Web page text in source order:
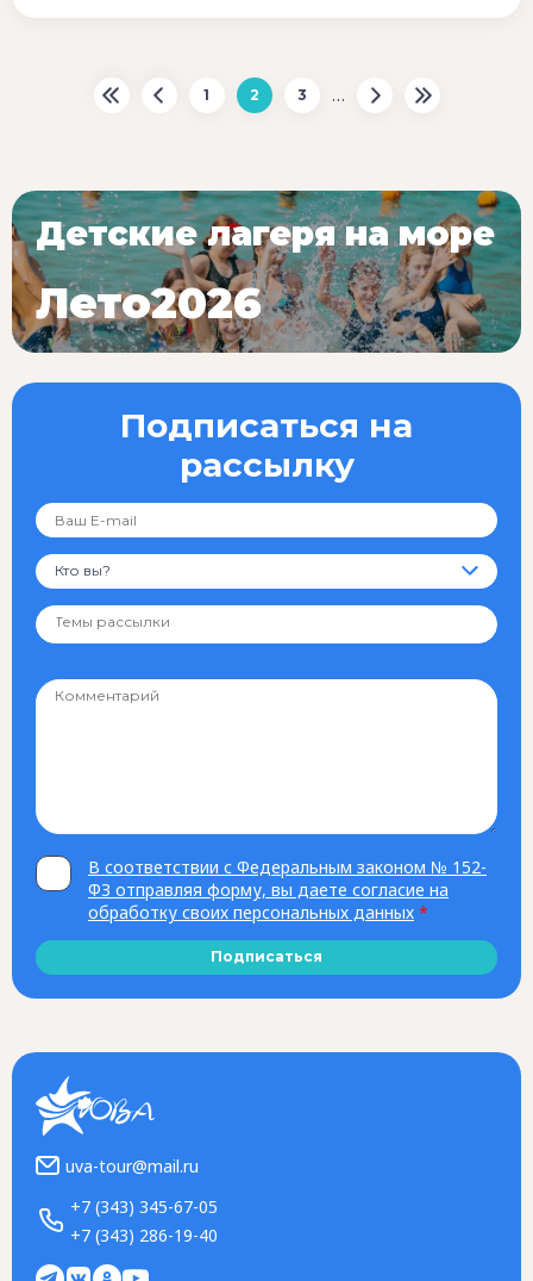
1 2 3 …
Подписаться на
рассылку
Кто вы?
В соответствии с Федеральным законом № 152-
ФЗ отправляя форму, вы даете согласие на
обработку своих персональных данных *
Подписаться
Детские лагеря на море
Лето2026
uva-tour@mail.ru
+7 (343) 345-67-05
+7 (343) 286-19-40